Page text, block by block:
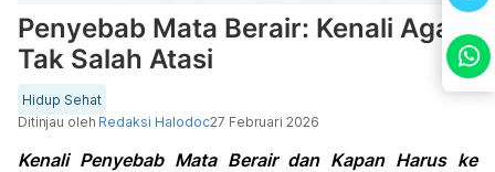
Penyebab Mata Berair: Kenali Agar
Tak Salah Atasi
Hidup Sehat
Ditinjau oleh Redaksi Halodoc27 Februari 2026
Kenali Penyebab Mata Berair dan Kapan Harus ke